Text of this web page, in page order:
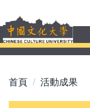
到
主
要
容
首頁 活動成果